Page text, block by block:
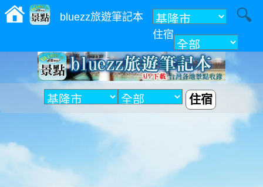
bluezz旅遊筆記本
住宿
附近
住宿